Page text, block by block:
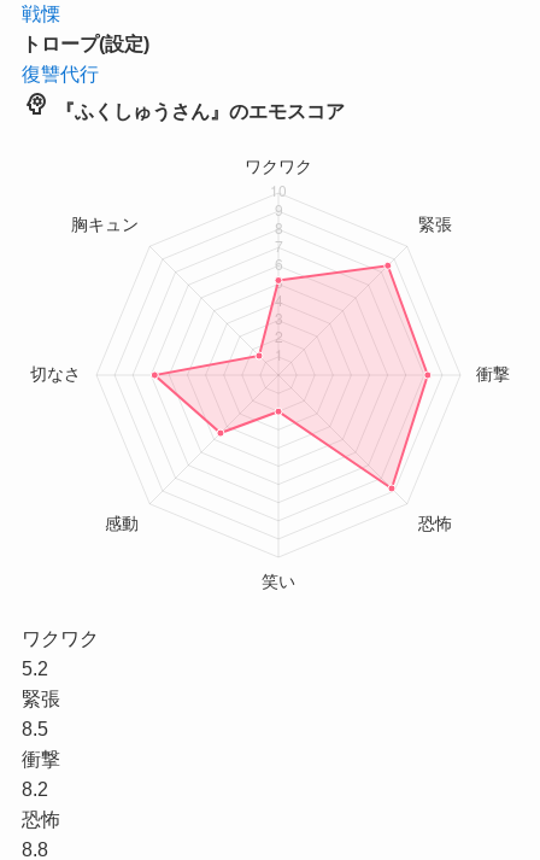
戦慄
トロープ(設定)
復讐代行
psychology 『ふくしゅうさん』のエモスコア
ワクワク
5.2
緊張
8.5
衝撃
8.2
恐怖
8.8